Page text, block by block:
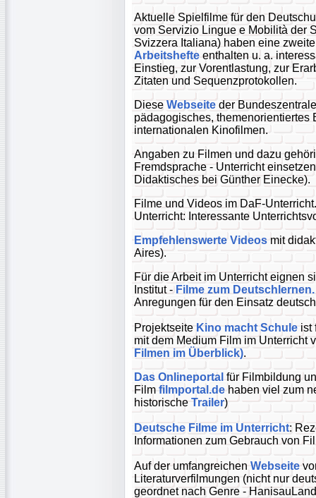
Aktuelle Spielfilme für den
vom Servizio Lingue e Mobilità der
Svizzera Italiana) haben eine
Arbeitshefte enthalten u. a.
Einstieg, zur Vorentlastung, zur
Zitaten und Sequenzprotokollen.
Diese Webseite der
pädagogisches,
internationalen Kinofilmen.
Angaben zu Filmen und dazu
Fremdsprache - Unterricht
Didaktisches bei Günther Einecke).
Filme und Videos im DaF-
Unterricht: Interessante
Empfehlenswerte Videos mit
Aires).
Für die Arbeit im Unterricht eignen
Institut - Filme zum Deutschlernen.
Anregungen für den Einsatz
Projektseite Kino macht Schule ist
mit dem Medium Film im Unterricht
Filmen im Überblick).
Das Onlineportal für Filmbildung
Film filmportal.de haben viel zum
historische Trailer)
Deutsche Filme im Unterricht:
Informationen zum Gebrauch von
Auf der umfangreichen Webseite
Literaturverfilmungen (nicht nur
geordnet nach Genre -